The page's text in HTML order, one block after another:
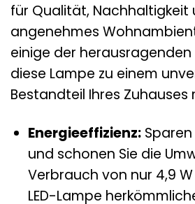
für Qualität, Nachhaltigkeit
angenehmes
einige der herausragenden
diese Lampe zu einem
Bestandteil Ihres Zuhauses
Energieeffizienz:Sparen
und schonen Sie die
Verbrauch von nur 4,9
LED-Lampe